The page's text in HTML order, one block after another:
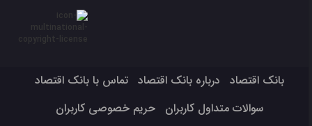
بانک اقتصاد درباره بانک اقتصاد
تماس با بانک اقتصاد
سوالات متداول کاربران
حریم خصوصی کاربران